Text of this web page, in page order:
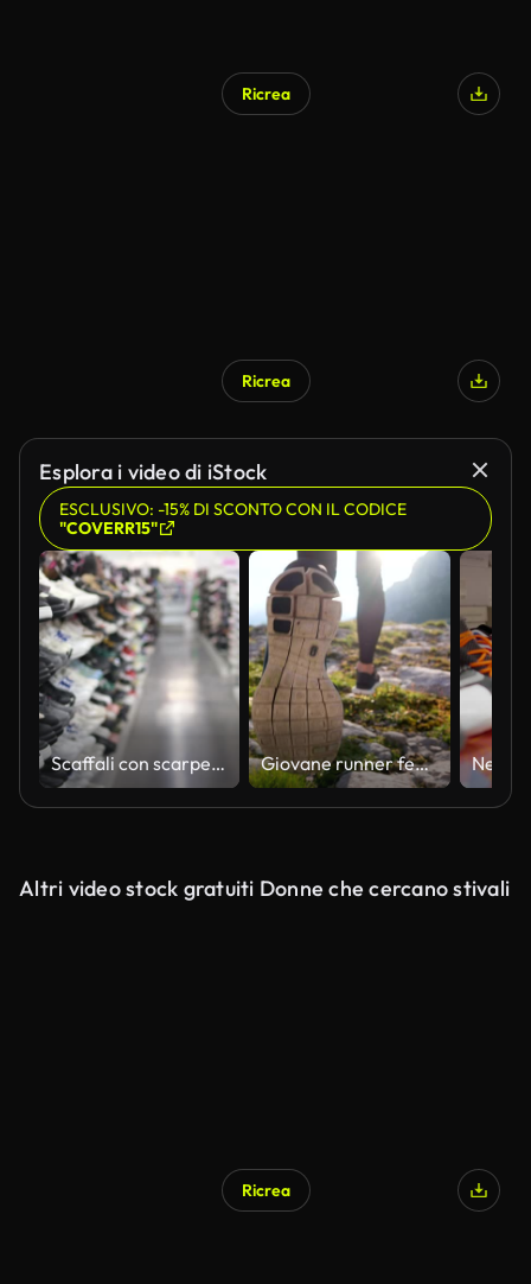
Ricrea
Ricrea
Esplora i video di iStock
ESCLUSIVO: -15% DI SCONTO CON IL CODICE
"COVERR15"
Scaffali con scarpe da ginnastica in un negozio. Giovane runner femminile che si allena in montagna
Altri video stock gratuiti Donne che cercano stivali
Ricrea